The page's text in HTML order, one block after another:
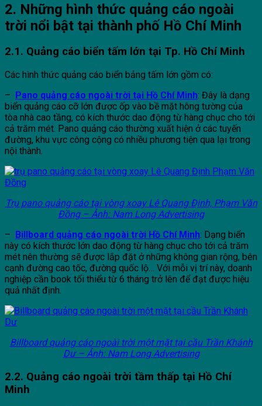
2. Những hình thức quảng cáo ngoài
trời nổi bật tại thành phố Hồ Chí Minh
2.1. Quảng cáo biển tấm lớn tại Tp. Hồ Chí Minh
Các hình thức quảng cáo biển bảng tấm lớn gồm có:
–
Pano quảng cáo ngoài trời tại Hồ Chí Minh: Đây là dạng
biển quảng cáo cỡ lớn được ốp vào bề mặt hông tường của
tòa nhà cao tầng, có kích thước dao động từ hàng chục cho tới
cả trăm mét. Pano quảng cáo thường xuất hiện ở các tuyến
đường, khu vực công cộng có nhiều phương tiện qua lại trong
nội thành.
Trụ pano quảng cáo tại vòng xoay Lê Quang Định, Phạm Văn
Đồng – Ảnh: Nam Long Advertising
–
Billboard quảng cáo ngoài trời Hồ Chí Minh: Dạng biển
này có kích thước lớn dao động từ hàng chục cho tới cả trăm
mét nên thường sẽ được lắp đặt ở những không gian rộng, bên
cạnh đường cao tốc, đường quốc lộ… Với mỗi vị trí này, doanh
nghiệp cần book tối thiểu từ 6 tháng trở lên để đạt được hiệu
quả nhất định.
Billboard quảng cáo ngoài trời một mặt tại cầu Trần Khánh
Dư – Ảnh: Nam Long Advertising
2.2. Quảng cáo ngoài trời tầm thấp tại Hồ Chí
Minh